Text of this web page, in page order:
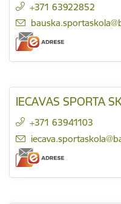
+371 63922852
E-pasts:
IECAVAS SPORTA
+371 63941103
E-pasts: